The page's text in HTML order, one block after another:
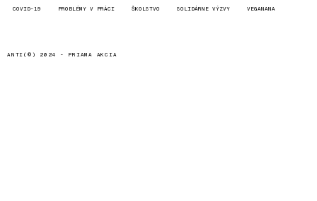
COVID-19 PROBLÉMY V PRÁCI ŠKOLSTVO SOLIDÁRNE VÝZVY VEGANANA
ANTI(©) 2024 - PRIAMA AKCIA